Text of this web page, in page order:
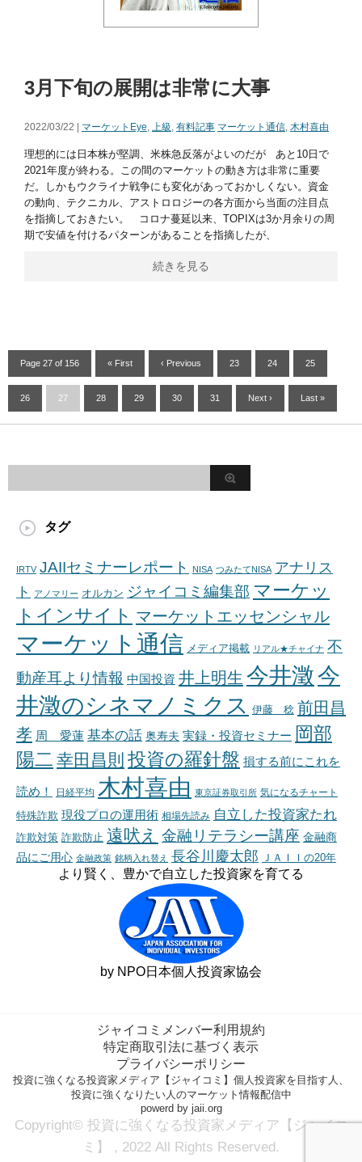
3月下旬の展開は非常に大事
2022/03/22 | マーケットEye, 上級, 有料記事 マーケット通信, 木村喜由
理想的には日本株が堅調、米株急反落がよいのだが あと10日で
2021年度が終わる。この間のマーケットの動き方は非常に重要
だ。しかもウクライナ戦争にも変化があっておかしくない。資金
の動向、テクニカル、アストロロジーの各方面から当面の注目点
を指摘しておきたい。 コロナ蔓延以来、TOPIXは3か月余りの周
期で安値を付けるパターンがあることを指摘したが、
続きを見る
Page 27 of 156 « First ‹ Previous 23 24 25
26 27 28 29 30 31 Next › Last »
タグ
IRTV JAIIセミナーレポート NISA つみたてNISA アナリス
ト
アノマリー オルカン ジャイコミ編集部 マーケッ
トインサイト マーケットエッセンシャル
マーケット通信 メディア掲載 リアル★チャイナ 不
動産耳より情報 中国投資 井上明生 今井澂今
井澂のシネマノミクス 伊藤 稔 前田昌
孝 周 愛蓮 基本の話 奥寿夫 実録・投資セミナー 岡部
陽二 幸田昌則 投資の羅針盤 損する前にこれを
読め！ 日経平均 木村喜由 東京証券取引所 気になるチャート
特殊詐欺 現役プロの運用術 相場先読み 自立した投資家たれ
詐欺対策 詐欺防止 遠吠え 金融リテラシー講座 金融商
品にご用心 金融政策 銘柄入れ替え 長谷川慶太郎 ＪＡＩＩの20年
より賢く、豊かで自立した投資家を育てる
by NPO日本個人投資家協会
ジャイコミメンバー利用規約
特定商取引法に基づく表示
プライバシーポリシー
投資に強くなる投資家メディア【ジャイコミ】個人投資家を目指す人、
投資に強くなりたい人のマーケット情報配信中
powerd by jaii.org
Copyright© 投資に強くなる投資家メディア【ジャイコ
ミ】 , 2022 All Rights Reserved.